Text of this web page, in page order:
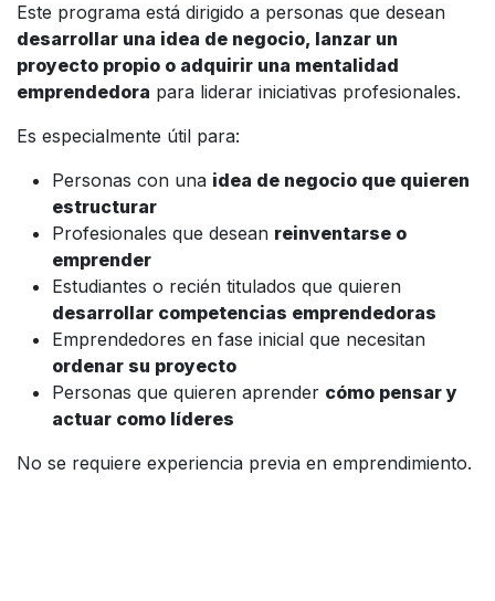
Este programa está dirigido a personas que desean
desarrollar una idea de negocio, lanzar un
proyecto propio o adquirir una mentalidad
emprendedora para liderar iniciativas profesionales.
Es especialmente útil para:
Personas con una idea de negocio que quieren
estructurar
Profesionales que desean reinventarse o
emprender
Estudiantes o recién titulados que quieren
desarrollar competencias emprendedoras
Emprendedores en fase inicial que necesitan
ordenar su proyecto
Personas que quieren aprender cómo pensar y
actuar como líderes
No se requiere experiencia previa en emprendimiento.